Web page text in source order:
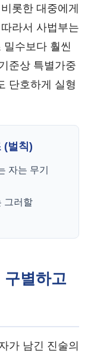
롯한 대중에게
라서 사법부는
밀수보다 훨씬
준상 특별가중
단호하게 실형
(벌칙)
자는 무기
그러할
구별하고
가 남긴 진술의